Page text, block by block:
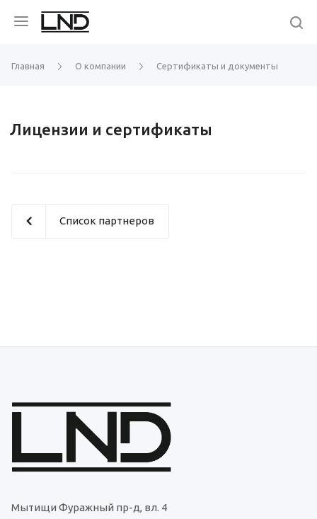
Главная О компании Сертификаты и документы
Лицензии и сертификаты
Список партнеров
Мытищи Фуражный пр-д, вл. 4